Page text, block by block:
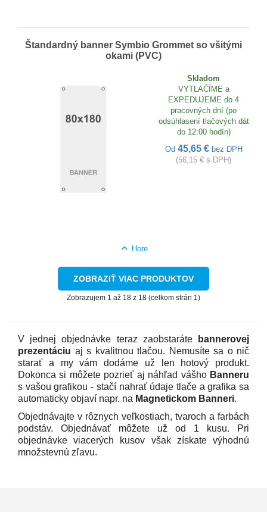
Štandardný banner Symbio Grommet so všitými
okami (PVC)
Skladom
VYTLAČÍME a
EXPEDUJEME do 4
pracovných dní (po
odsúhlasení tlačových dát
do 12:00 hodín)
Od 45,65 € bez DPH
(56,15 € s DPH)
Hore
ZOBRAZIŤ VIAC PRODUKTOV
Zobrazujem 1 až 18 z 18 (celkom strán 1)
V jednej objednávke teraz zaobstaráte
bannerovej
prezentáciu aj s kvalitnou tlačou. Nemusíte sa o nič
starať a my vám dodáme už len hotový produkt.
Dokonca si môžete pozrieť aj náhľad vášho Banneru
s vašou grafikou - stačí nahrať údaje tlače a grafika sa
automaticky objaví napr. na Magnetickom Banneri.
Objednávajte v rôznych veľkostiach, tvaroch a farbách
podstáv. Objednávať môžete už od 1 kusu. Pri
objednávke viacerých kusov však získate výhodnú
množstevnú zľavu.